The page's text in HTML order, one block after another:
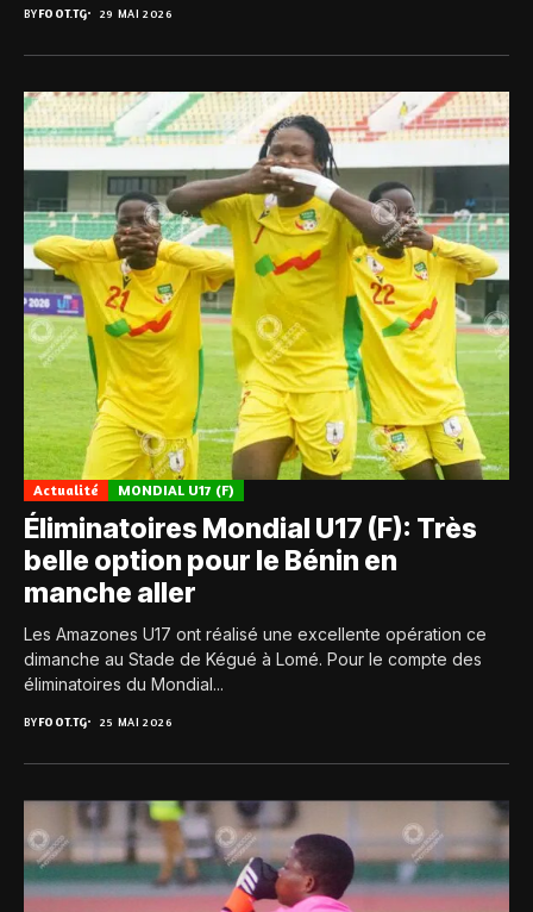
BYFOOT.TG 29 MAI 2026
Actualité MONDIAL U17 (F)
Éliminatoires Mondial U17 (F): Très
belle option pour le Bénin en
manche aller
Les Amazones U17 ont réalisé une excellente opération ce
dimanche au Stade de Kégué à Lomé. Pour le compte des
éliminatoires du Mondial...
BYFOOT.TG 25 MAI 2026